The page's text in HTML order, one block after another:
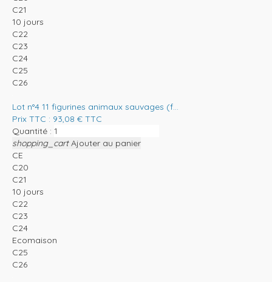
C21
10 jours
C22
C23
C24
C25
C26
Lot n°4 11 figurines animaux sauvages (f...
Prix TTC : 93,08 € TTC
Quantité :
shopping_cart Ajouter au panier
CE
C20
C21
10 jours
C22
C23
C24
Ecomaison
C25
C26